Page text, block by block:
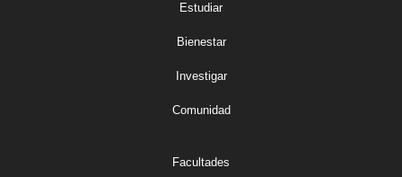
Estudiar
Bienestar
Investigar
Comunidad
Facultades